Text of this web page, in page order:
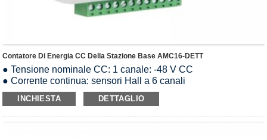
Contatore Di Energia CC Della Stazione Base AMC16-DETT
● Tensione nominale CC: 1 canale: -48 V CC
● Corrente continua: sensori Hall a 6 canali
● Precisione: 1%In≤I≤10%In errore±2,5%; I>10%In errore±2%
● RS485 (MODBUS-RTU)
INCHIESTA DETTAGLIO